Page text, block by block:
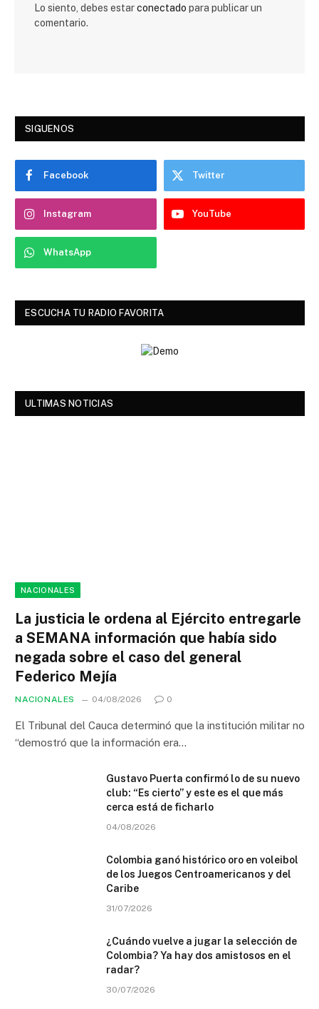
Lo siento, debes estarconectado para publicar un
comentario.
SIGUENOS
Facebook Twitter
Instagram YouTube
WhatsApp
ESCUCHA TU RADIO FAVORITA
ULTIMAS NOTICIAS
NACIONALES
La justicia le ordena al Ejército entregarle
a SEMANA información que había sido
negada sobre el caso del general
Federico Mejía
NACIONALES 04/08/2026 0
El Tribunal del Cauca determinó que la institución militar no
“demostró que la información era…
Gustavo Puerta confirmó lo de su nuevo
club: “Es cierto” y este es el que más
cerca está de ficharlo
04/08/2026
Colombia ganó histórico oro en voleibol
de los Juegos Centroamericanos y del
Caribe
31/07/2026
¿Cuándo vuelve a jugar la selección de
Colombia? Ya hay dos amistosos en el
radar?
30/07/2026